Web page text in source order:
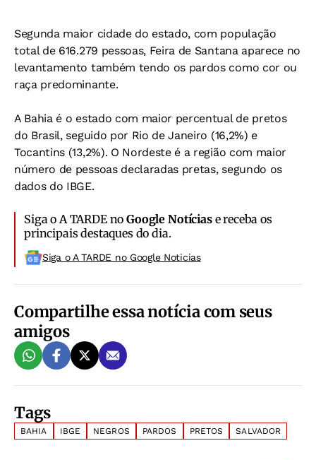
Segunda maior cidade do estado, com população
total de 616.279 pessoas, Feira de Santana aparece no
levantamento também tendo os pardos como cor ou
raça predominante.
A Bahia é o estado com maior percentual de pretos
do Brasil, seguido por Rio de Janeiro (16,2%) e
Tocantins (13,2%). O Nordeste é a região com maior
número de pessoas declaradas pretas, segundo os
dados do IBGE.
Siga o A TARDE noGoogle Notíciase receba os
principais destaques do dia.
Siga o A TARDE no Google Noticias
Compartilhe essa notícia com seus
amigos
Tags
BAHIA IBGE NEGROS PARDOS PRETOS SALVADOR